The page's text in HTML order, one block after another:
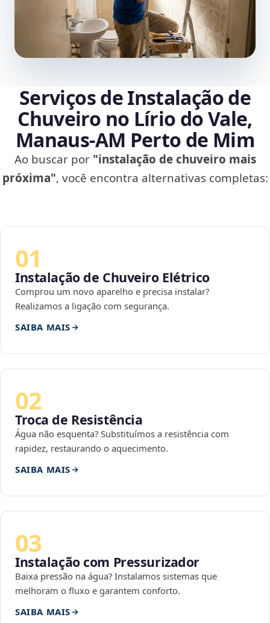
Serviços de Instalação de
Chuveiro no Lírio do Vale,
Manaus‑AM Perto de Mim
Ao buscar por "instalação de chuveiro mais
próxima", você encontra alternativas completas:
01
Instalação de Chuveiro Elétrico
Comprou um novo aparelho e precisa instalar?
Realizamos a ligação com segurança.
SAIBA MAIS
02
Troca de Resistência
Água não esquenta? Substituímos a resistência com
rapidez, restaurando o aquecimento.
SAIBA MAIS
03
Instalação com Pressurizador
Baixa pressão na água? Instalamos sistemas que
melhoram o fluxo e garantem conforto.
SAIBA MAIS